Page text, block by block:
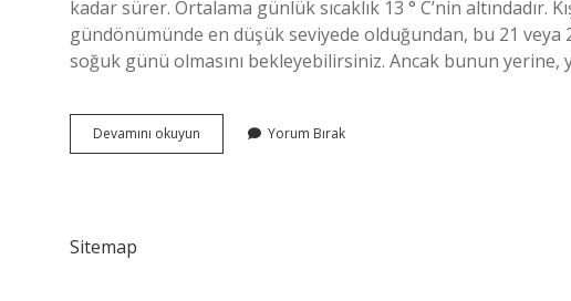
kadar sürer. Ortalama günlük sıcaklık 13 ° C’nin altındadır.
gündönümünde en düşük seviyede olduğundan, bu 21 veya
soğuk günü olmasını bekleyebilirsiniz. Ancak bunun yerine,
Devamını okuyun
Aylar
Yorum Bırak
Sitemap